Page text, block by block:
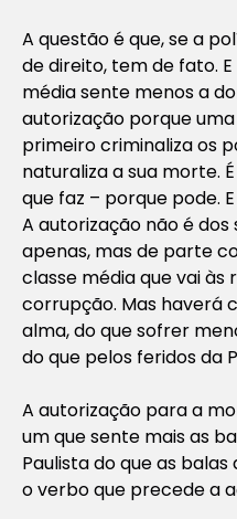
A questão é que, se a
de direito, tem de fato.
média sente menos a
autorização porque
primeiro criminaliza os
naturaliza a sua morte.
que faz – porque pode.
A autorização não é
apenas, mas de parte
classe média que vai
corrupção. Mas haverá
alma, do que sofrer
do que pelos feridos da
A autorização para a
um que sente mais as
Paulista do que as
o verbo que precede a